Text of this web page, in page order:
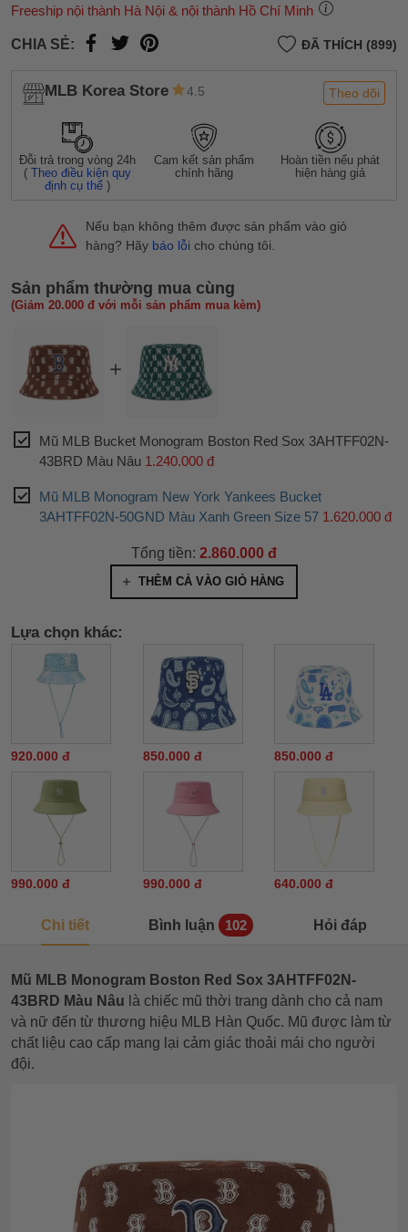
Freeship nội thành Hà Nội & nội thành Hồ Chí Minh
CHIA SẺ: ĐÃ THÍCH (899)
MLB Korea Store 4.5 Theo dõi
Đỗi trả trong vòng 24h
(Theo điều kiện quy
định cụ thể )
Cam kết sản phẩm
chính hãng
Hoàn tiền nếu phát
hiện hàng giả
Nếu bạn không thêm được sản phẩm vào giỏ
hàng? Hãy báo lỗi cho chúng tôi.
Sản phẩm thường mua cùng
(Giảm 20.000 đ với mỗi sản phẩm mua kèm)
Mũ MLB Bucket Monogram Boston Red Sox 3AHTFF02N-
43BRD Màu Nâu 1.240.000 đ
Mũ MLB Monogram New York Yankees Bucket
3AHTFF02N-50GND Màu Xanh Green Size 57 1.620.000 đ
Tổng tiền: 2.860.000 đ
THÊM CẢ VÀO GIỎ HÀNG
Lựa chọn khác:
920.000 đ 850.000 đ 850.000 đ
990.000 đ 990.000 đ 640.000 đ
Chi tiết Bình luận 102 Hỏi đáp
Mũ MLB Monogram Boston Red Sox 3AHTFF02N-
43BRD Màu Nâu là chiếc mũ thời trang dành cho cả nam
và nữ đến từ thương hiệu MLB Hàn Quốc. Mũ được làm từ
chất liệu cao cấp mang lại cảm giác thoải mái cho người
đội.